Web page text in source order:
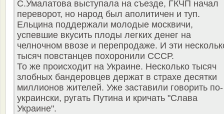
С.Умалатова выступала на съезде, ГКЧП начал
переворот, но народ был аполитичен и туп.
Ельцина поддержали молодые москвичи,
успевшие вкусить плоды легких денег на
челночном ввозе и перепродаже. И эти
тысяч повстанцев похоронили СССР.
То же происходит на Украине. Несколько тысяч
злобных бандеровцев держат в страхе десятки
миллионов жителей. Уже заставили говорить по-
украински, ругать Путина и кричать "Слава
Украине".